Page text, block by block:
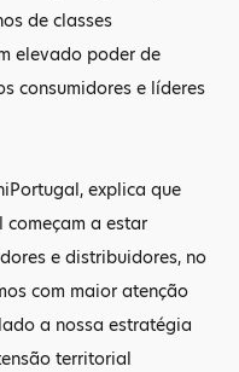
de classes
elevado poder de
consumidores e líderes
explica que
começam a estar
e distribuidores, no
com maior atenção
a nossa estratégia
territorial